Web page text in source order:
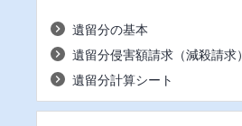
遺留分の基本
遺留分侵害額請求（減殺請求）
遺留分計算シート